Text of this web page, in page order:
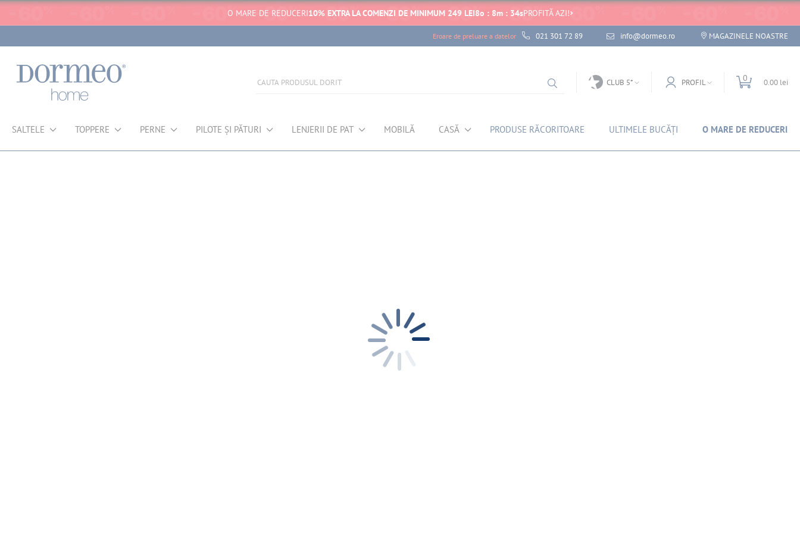
O MARE DE REDUCERI10% EXTRA LA COMENZI DE MINIMUM 249 LEI8o : 8m : 34sPROFITĂ AZI!
Eroare de preluare a datelor 021 301 72 89 info@dormeo.ro MAGAZINELE NOASTRE
CLUB 5* PROFIL 0 0.00 lei
SALTELE TOPPERE PERNE PILOTE ȘI PĂTURI LENJERII DE PAT MOBILĂ CASĂ PRODUSE RĂCORITOARE ULTIMELE BUCĂȚI O MARE DE REDUCERI